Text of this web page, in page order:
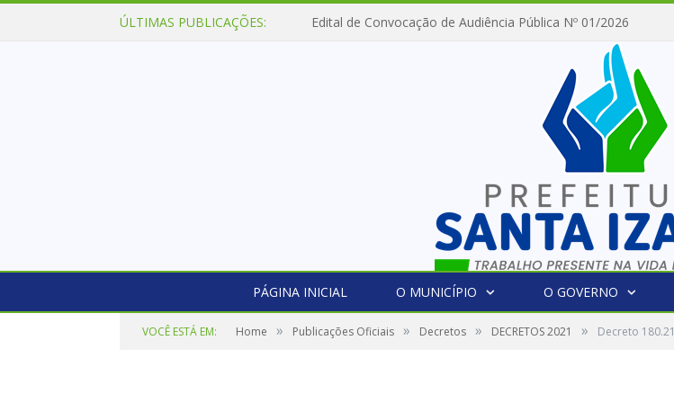
ÚLTIMAS PUBLICAÇÕES: Edital de Convocação de Audiência Pública Nº 01/2026
PÁGINA INICIAL O MUNICÍPIO O GOVERNO
VOCÊ ESTÁ EM: Home » Publicações Oficiais » Decretos » DECRETOS 2021 » Decreto 180.21